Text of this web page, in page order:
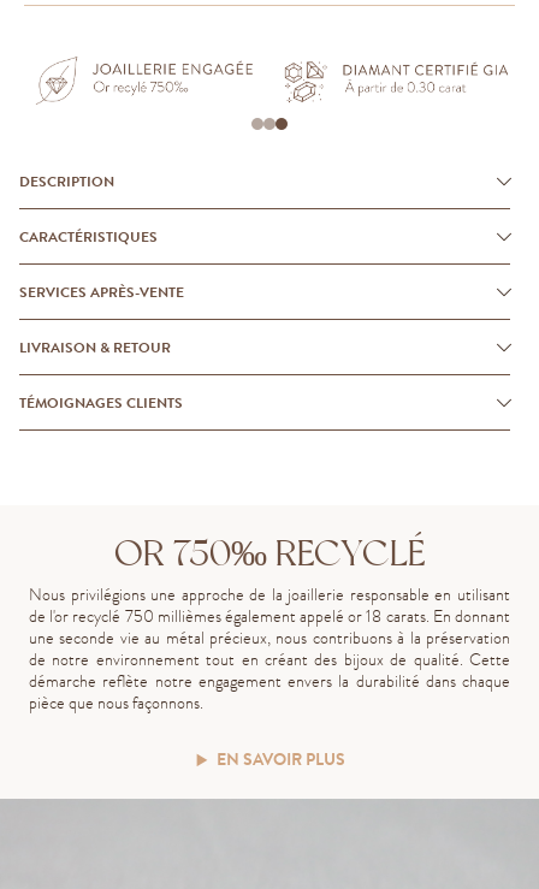
DESCRIPTION
CARACTÉRISTIQUES
SERVICES APRÈS-VENTE
LIVRAISON & RETOUR
TÉMOIGNAGES CLIENTS
OR 750‰ RECYCLÉ
Nous privilégions une approche de la joaillerie responsable en utilisant
de l'or recyclé 750 millièmes également appelé or 18 carats. En donnant
une seconde vie au métal précieux, nous contribuons à la préservation
de notre environnement tout en créant des bijoux de qualité. Cette
démarche reflète notre engagement envers la durabilité dans chaque
pièce que nous façonnons.
EN SAVOIR PLUS